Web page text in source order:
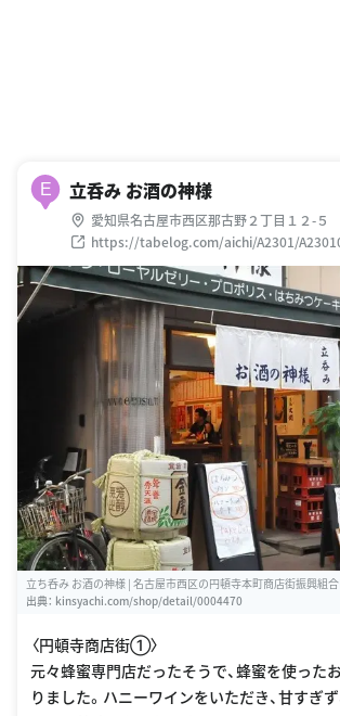
E 立呑み お酒の神様
愛知県名古屋市西区那古野２丁目１２-５
https://tabelog.com/aichi/A2301/
立ち呑み お酒の神様 | 名古屋市西区の円頓寺本町商店街振興組
出典： kinsyachi.com/shop/detail/0004470
〈円頓寺商店街①〉
元々蜂蜜専門店だったそうで、蜂蜜を使った
りました。ハニーワインをいただき、甘すぎ